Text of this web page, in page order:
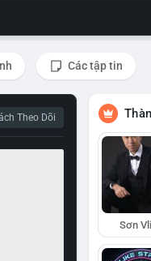
Các tập tin
Theo Dõi
Sơn